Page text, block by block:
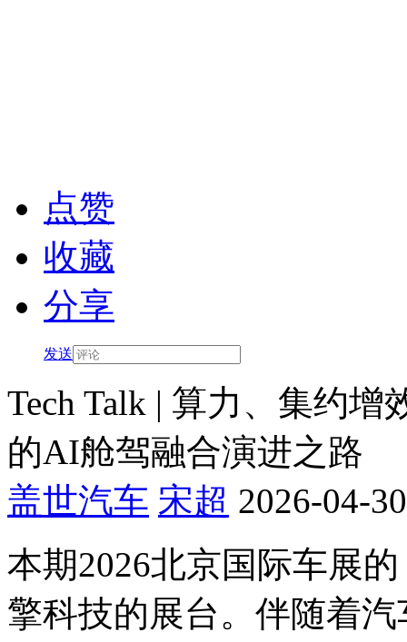
点赞
收藏
分享
发送
Tech Talk | 算力、集约
的AI舱驾融合演进之路
盖世汽车 宋超 2026-04-
本期2026北京国际车展
擎科技的展台。伴随着